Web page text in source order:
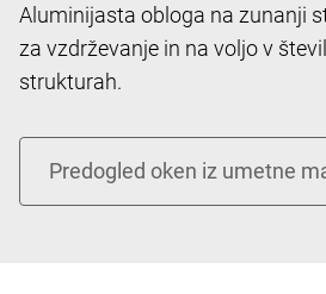
Aluminijasta obloga na zunanji
za vzdrževanje in na voljo v
strukturah.